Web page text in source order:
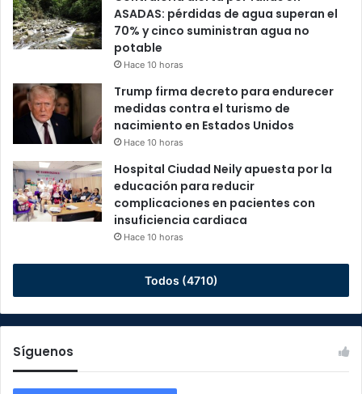
ASADAS: pérdidas de agua superan el
70% y cinco suministran agua no
potable
Hace 10 horas
Trump firma decreto para endurecer
medidas contra el turismo de
nacimiento en Estados Unidos
Hace 10 horas
Hospital Ciudad Neily apuesta por la
educación para reducir
complicaciones en pacientes con
insuficiencia cardiaca
Hace 10 horas
Todos (4710)
Síguenos